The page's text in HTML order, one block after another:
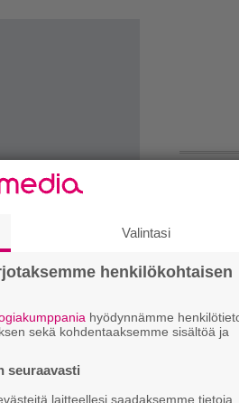
Miten
tulee
Valintasi
henkilökohtaisen
hyödynnämme
sekä kohdentaaksemme sisältöä ja
seuraavasti
laitteellesi saadaksemme tietoja